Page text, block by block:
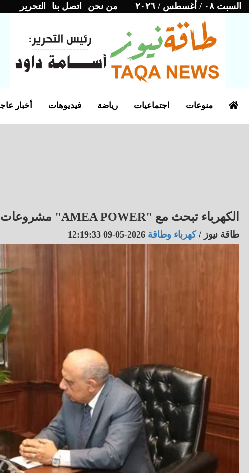
السبت ٠٨ / أغسطس / ٢٠٢٦ من نحن اتصل بنا التحرير
أخبار فيديوهات رياضة اجتماعيات منوعات
الكهرباء تبحث مع "AMEA POWER" مشروعات طاقة بقدرة 1500 ميجاوات
طاقة نيوز /كهرباء وطاقة2026-05-09 12:19:33